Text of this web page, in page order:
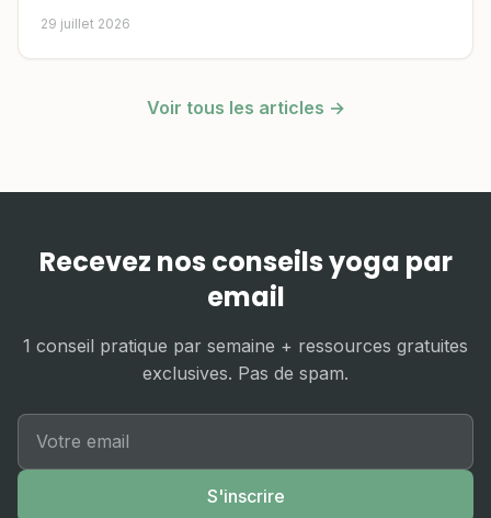
29 juillet 2026
Voir tous les articles →
Recevez nos conseils yoga par
email
1 conseil pratique par semaine + ressources gratuites
exclusives. Pas de spam.
S'inscrire